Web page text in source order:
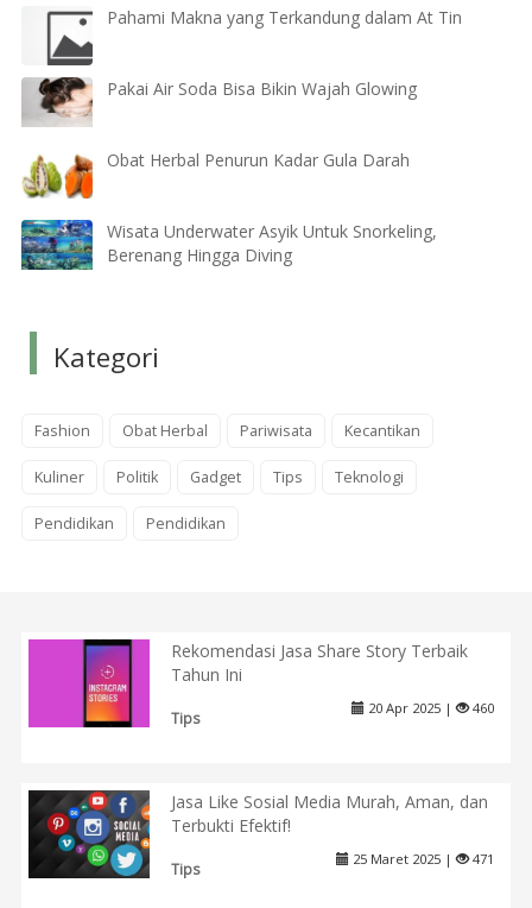
Pahami Makna yang Terkandung dalam At Tin
Pakai Air Soda Bisa Bikin Wajah Glowing
Obat Herbal Penurun Kadar Gula Darah
Wisata Underwater Asyik Untuk Snorkeling,
Berenang Hingga Diving
Kategori
Fashion Obat Herbal Pariwisata Kecantikan
Kuliner Politik Gadget Tips Teknologi
Pendidikan Pendidikan
Rekomendasi Jasa Share Story Terbaik
Tahun Ini
Tips
20 Apr 2025 | 460
Jasa Like Sosial Media Murah, Aman, dan
Terbukti Efektif!
Tips
25 Maret 2025 | 471